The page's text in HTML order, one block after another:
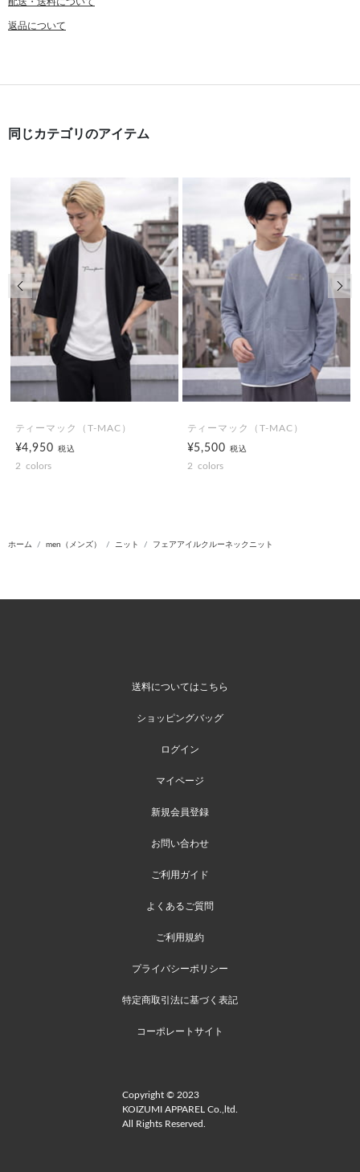
返品について
同じカテゴリのアイテム
ティーマック（T-MAC）
¥4,950税込
2 colors
ティーマック（T-MAC）
¥5,500税込
2 colors
前の画像 次
ホーム men（メンズ） ニット フェアアイルクルーネックニット
送料についてはこちら
ショッピングバッグ
ログイン
マイページ
新規会員登録
お問い合わせ
ご利用ガイド
よくあるご質問
ご利用規約
プライバシーポリシー
特定商取引法に基づく表記
コーポレートサイト
Copyright © 2023
KOIZUMI APPAREL Co.,ltd.
All Rights Reserved.